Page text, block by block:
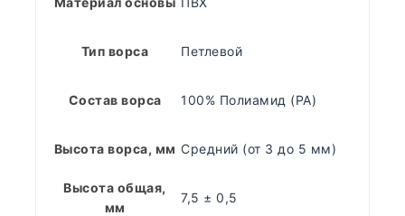
Тип ворса Петлевой
Состав ворса 100% Полиамид (PA)
Высота ворса, мм Средний (от 3 до 5 мм)
Высота общая,
мм
7,5 ± 0,5